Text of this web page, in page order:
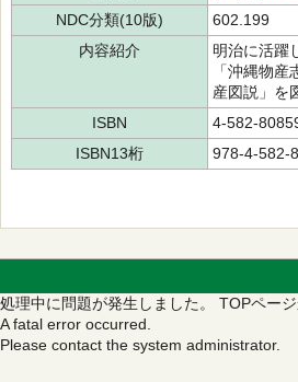
NDC分類(10版)
602.199
内容紹介
明治に活躍
「沖縄物
産図説」を
ISBN
4-582-
ISBN13桁
978-4-582-
処理中に問題が発生しました。 TOPペー
A fatal error occurred.
Please contact the system administrator.